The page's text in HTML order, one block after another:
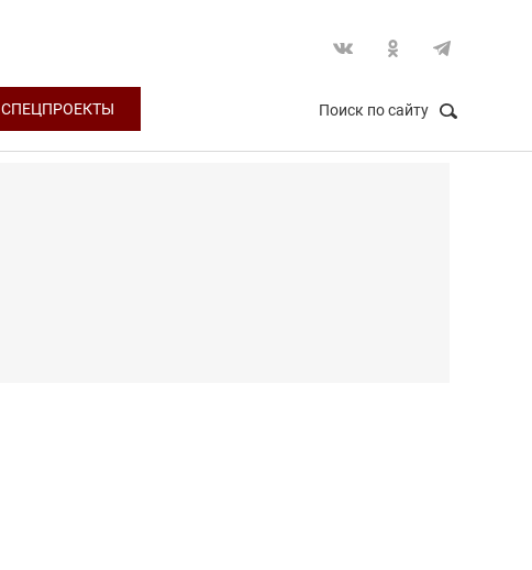
СПЕЦПРОЕКТЫ Поиск по сайту